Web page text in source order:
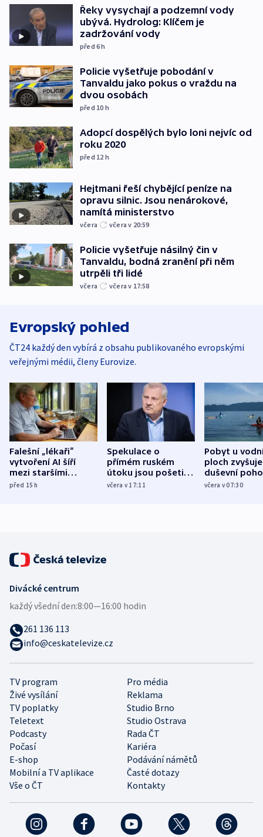
Řeky vysychají a podzemní vody
ubývá. Hydrolog: Klíčem je
zadržování vody
před 6h
Policie vyšetřuje pobodání v
Tanvaldu jako pokus o vraždu na
dvou osobách
před 10 h
Adopcí dospělých bylo loni nejvíc od
roku 2020
před 12 h
Hejtmani řeší chybějící peníze na
opravu silnic. Jsou nenárokové,
namítá ministerstvo
včera včera v 20:59
Policie vyšetřuje násilný čin v
Tanvaldu, bodná zranění při něm
utrpěli tři lidé
včera včera v 17:58
Evropský pohled
ČT24 každý den vybírá z obsahu publikovaného evropskými
veřejnými médii, členy Eurovize.
Falešní „lékaři“
vytvoření AI šíří
mezi staršími
Poláky nebezpečné
před 15h
Spekulace o
přímém ruském
útoku jsou pošetilé,
míní estonský
včera v 17:11
Pobyt u
ploch zvyšuje
duševní
ukázala
včera v 07:30
TV program
Pro média
Živé vysílání
Reklama
TV poplatky
Studio Brno
Teletext
Studio Ostrava
Podcasty
Rada ČT
Počasí
Kariéra
E-shop
Podávání námětů
Mobilní a TV aplikace
Časté dotazy
Vše o ČT
Kontakty
Divácké centrum
každý všední den:8:00—16:00 hodin
261 136 113
info@ceskatelevize.cz